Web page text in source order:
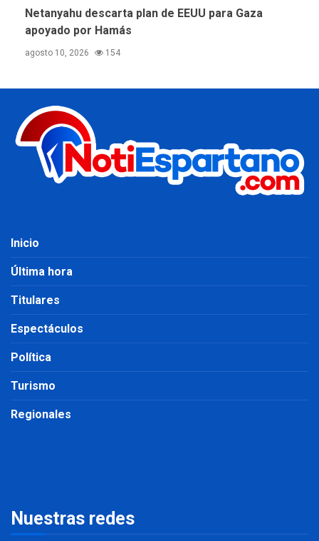
Netanyahu descarta plan de EEUU para Gaza
apoyado por Hamás
agosto 10, 2026 154
Inicio
Última hora
Titulares
Espectáculos
Política
Turismo
Regionales
Nuestras redes